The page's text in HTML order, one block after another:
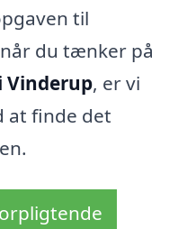
til
du tænker på
, er vi
at finde det